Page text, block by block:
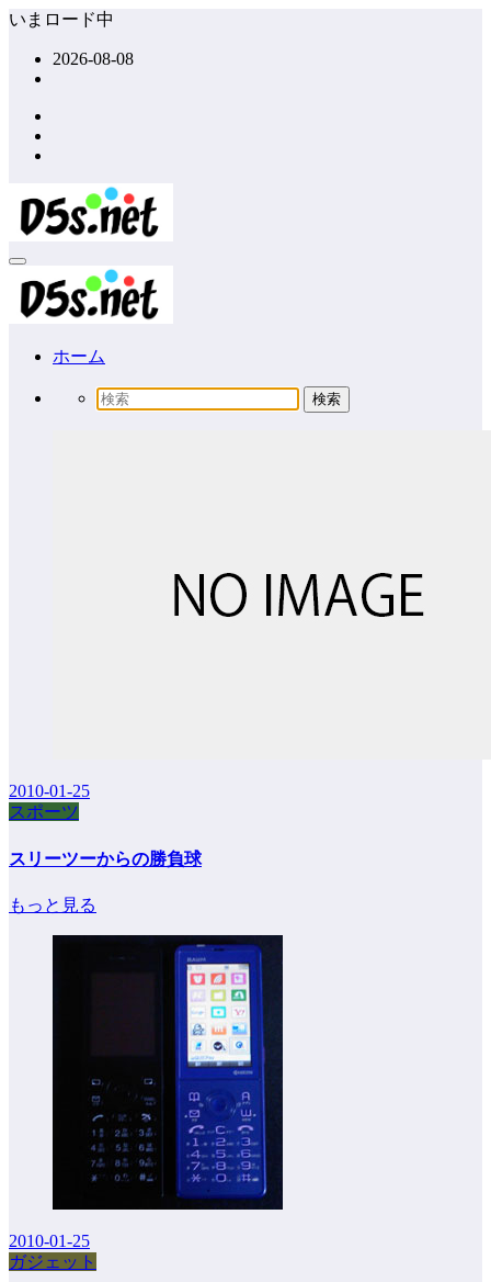
コ
ッ
プ
いまロード中
2026-08-08
ホーム
2010-01-25
スポーツ
スリーツーからの勝負球
もっと見る
2010-01-25
ガジェット